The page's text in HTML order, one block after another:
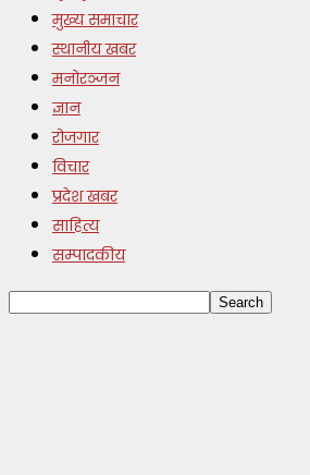
मुख्य समाचार
स्थानीय खबर
मनोरञ्जन
ज्ञान
रोजगार
विचार
प्रदेश खबर
साहित्य
सम्पादकीय